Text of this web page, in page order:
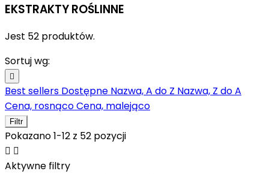
EKSTRAKTY ROŚLINNE
Jest 52 produktów.
Sortuj wg:

Best sellers Dostępne Nazwa, A do Z Nazwa, Z do A
Cena, rosnącoCena, malejąco
Filtr
Pokazano 1-12 z 52 pozycji
 
Aktywne filtry